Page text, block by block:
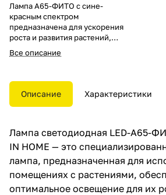
Лампа А65-ФИТО с сине-
красным спектром
предназначена для ускорения
роста и развития растений,
эффективна в сочетании с
естественным дневным светом.
Световой поток без пульсациии
делает лампу безопасной для
глаз.
Все описание
Описание Характеристики
Лампа светодиодная LED-A65-
IN HOME — это
лампа, предназначенная для
помещениях с растениями,
оптимальное освещение для их